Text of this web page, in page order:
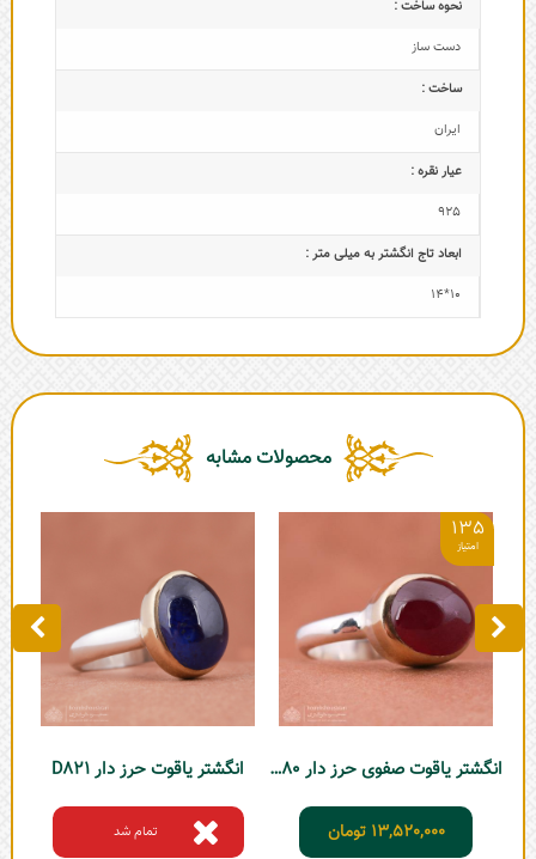
نحوه ساخت :
دست ساز
ساخت :
ایران
عیار نقره :
925
ابعاد تاج‌ انگشتر به میلی متر :
10*14
محصولات مشابه
135
انگشتر یاقوت صفوی حرز دار D580
13,520,000 تومان
انگشتر یاقوت حرز دار D821
تمام شد